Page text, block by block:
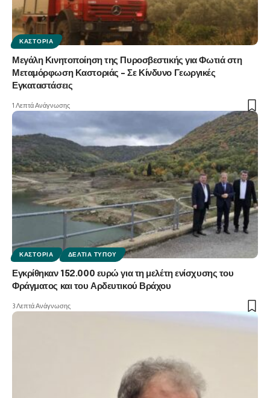
ΚΑΣΤΟΡΙΆ
Μεγάλη Κινητοποίηση της Πυροσβεστικής για Φωτιά στη
Μεταμόρφωση Καστοριάς – Σε Κίνδυνο Γεωργικές
Εγκαταστάσεις
1 Λεπτά Ανάγνωσης
ΚΑΣΤΟΡΙΆ ΔΕΛΤΊΑ ΤΎΠΟΥ
Εγκρίθηκαν 152.000 ευρώ για τη μελέτη ενίσχυσης του
Φράγματος και του Αρδευτικού Βράχου
3 Λεπτά Ανάγνωσης